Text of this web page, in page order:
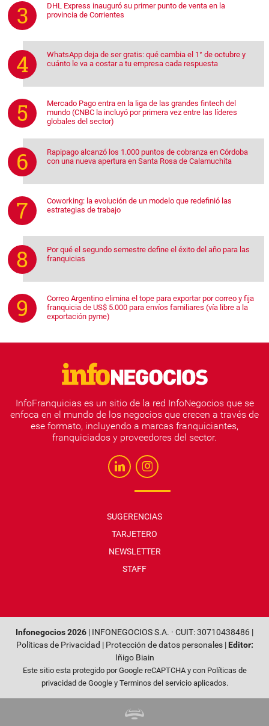
DHL Express inauguró su primer punto de venta en la
provincia de Corrientes
WhatsApp deja de ser gratis: qué cambia el 1° de octubre y
cuánto le va a costar a tu empresa cada respuesta
Mercado Pago entra en la liga de las grandes fintech del
mundo (CNBC la incluyó por primera vez entre las líderes
globales del sector)
Rapipago alcanzó los 1.000 puntos de cobranza en Córdoba
con una nueva apertura en Santa Rosa de Calamuchita
Coworking: la evolución de un modelo que redefinió las
estrategias de trabajo
Por qué el segundo semestre define el éxito del año para las
franquicias
Correo Argentino elimina el tope para exportar por correo y fija
franquicia de US$ 5.000 para envíos familiares (vía libre a la
exportación pyme)
InfoFranquicias es un sitio de la red InfoNegocios que se
enfoca en el mundo de los negocios que crecen a través de
ese formato, incluyendo a marcas franquiciantes,
franquiciados y proveedores del sector.
SUGERENCIAS
TARJETERO
NEWSLETTER
STAFF
Infonegocios 2026 | INFONEGOCIOS S.A. · CUIT: 30710438486 |
Políticas de Privacidad | Protección de datos personales| Editor:
Iñigo Biain
Este sitio esta protegido por Google reCAPTCHA y con Políticas de
privacidad de Googley Terminos del servicioaplicados.